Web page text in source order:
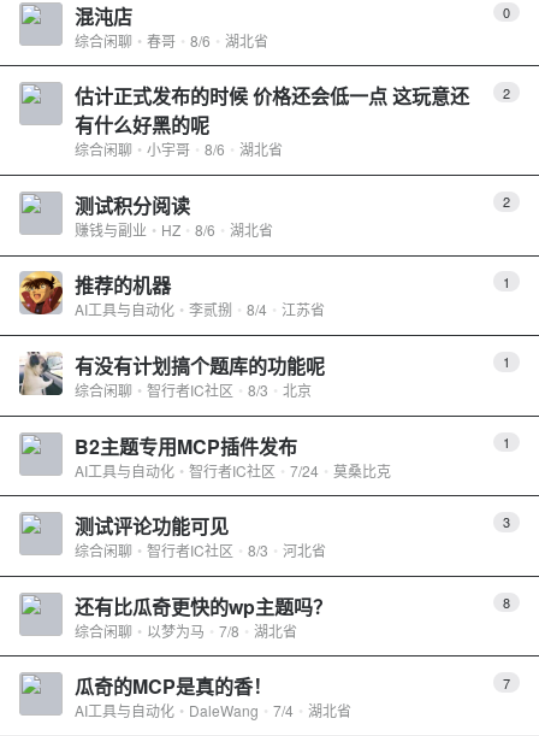
混沌店 0
综合闲聊 春哥 8/6 湖北省
估计正式发布的时候 价格还会低一点 这玩意还
有什么好黑的呢
2
综合闲聊 小宇哥 8/6 湖北省
测试积分阅读 2
赚钱与副业 HZ 8/6 湖北省
推荐的机器 1
AI工具与自动化 李贰捌 8/4 江苏省
有没有计划搞个题库的功能呢 1
综合闲聊 智行者IC社区 8/3 北京
B2主题专用MCP插件发布 1
AI工具与自动化 智行者IC社区 7/24 莫桑比克
测试评论功能可见 3
综合闲聊 智行者IC社区 8/3 河北省
还有比瓜奇更快的wp主题吗？ 8
综合闲聊 以梦为马 7/8 湖北省
瓜奇的MCP是真的香！ 7
AI工具与自动化 DaleWang 7/4 湖北省